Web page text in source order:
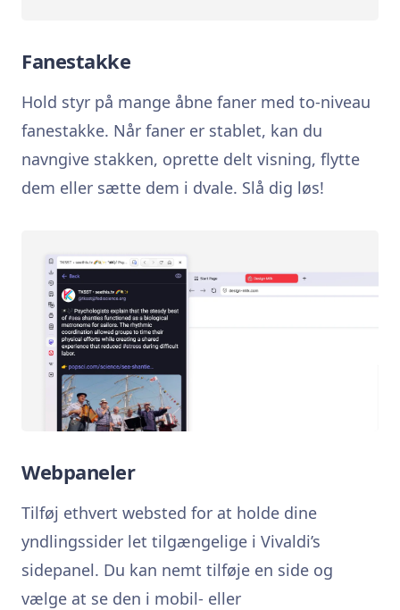
Fanestakke
Hold styr på mange åbne faner med to-niveau
fanestakke. Når faner er stablet, kan du
navngive stakken, oprette delt visning, flytte
dem eller sætte dem i dvale. Slå dig løs!
Webpaneler
Tilføj ethvert websted for at holde dine
yndlingssider let tilgængelige i Vivaldi’s
sidepanel. Du kan nemt tilføje en side og
vælge at se den i mobil- eller